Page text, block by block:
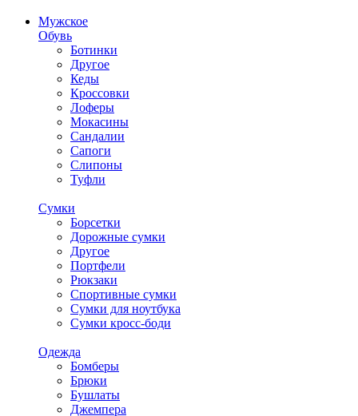
Мужское
Обувь
Ботинки
Другое
Кеды
Кроссовки
Лоферы
Мокасины
Сандалии
Сапоги
Слипоны
Туфли
Сумки
Борсетки
Дорожные сумки
Другое
Портфели
Рюкзаки
Спортивные сумки
Сумки для ноутбука
Сумки кросс-боди
Одежда
Бомберы
Брюки
Бушлаты
Джемпера